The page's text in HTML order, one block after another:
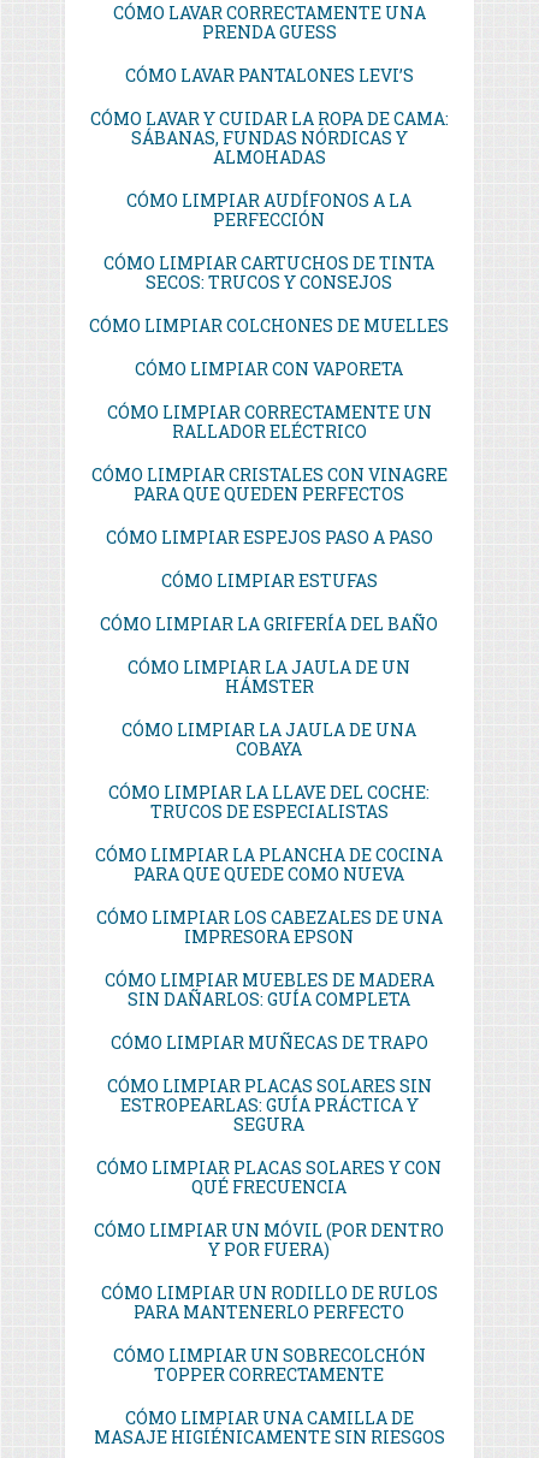
CÓMO LAVAR CORRECTAMENTE UNA
PRENDA GUESS
CÓMO LAVAR PANTALONES LEVI’S
CÓMO LAVAR Y CUIDAR LA ROPA DE CAMA:
SÁBANAS, FUNDAS NÓRDICAS Y
ALMOHADAS
CÓMO LIMPIAR AUDÍFONOS A LA
PERFECCIÓN
CÓMO LIMPIAR CARTUCHOS DE TINTA
SECOS: TRUCOS Y CONSEJOS
CÓMO LIMPIAR COLCHONES DE MUELLES
CÓMO LIMPIAR CON VAPORETA
CÓMO LIMPIAR CORRECTAMENTE UN
RALLADOR ELÉCTRICO
CÓMO LIMPIAR CRISTALES CON VINAGRE
PARA QUE QUEDEN PERFECTOS
CÓMO LIMPIAR ESPEJOS PASO A PASO
CÓMO LIMPIAR ESTUFAS
CÓMO LIMPIAR LA GRIFERÍA DEL BAÑO
CÓMO LIMPIAR LA JAULA DE UN
HÁMSTER
CÓMO LIMPIAR LA JAULA DE UNA
COBAYA
CÓMO LIMPIAR LA LLAVE DEL COCHE:
TRUCOS DE ESPECIALISTAS
CÓMO LIMPIAR LA PLANCHA DE COCINA
PARA QUE QUEDE COMO NUEVA
CÓMO LIMPIAR LOS CABEZALES DE UNA
IMPRESORA EPSON
CÓMO LIMPIAR MUEBLES DE MADERA
SIN DAÑARLOS: GUÍA COMPLETA
CÓMO LIMPIAR MUÑECAS DE TRAPO
CÓMO LIMPIAR PLACAS SOLARES SIN
ESTROPEARLAS: GUÍA PRÁCTICA Y
SEGURA
CÓMO LIMPIAR PLACAS SOLARES Y CON
QUÉ FRECUENCIA
CÓMO LIMPIAR UN MÓVIL (POR DENTRO
Y POR FUERA)
CÓMO LIMPIAR UN RODILLO DE RULOS
PARA MANTENERLO PERFECTO
CÓMO LIMPIAR UN SOBRECOLCHÓN
TOPPER CORRECTAMENTE
CÓMO LIMPIAR UNA CAMILLA DE
MASAJE HIGIÉNICAMENTE SIN RIESGOS